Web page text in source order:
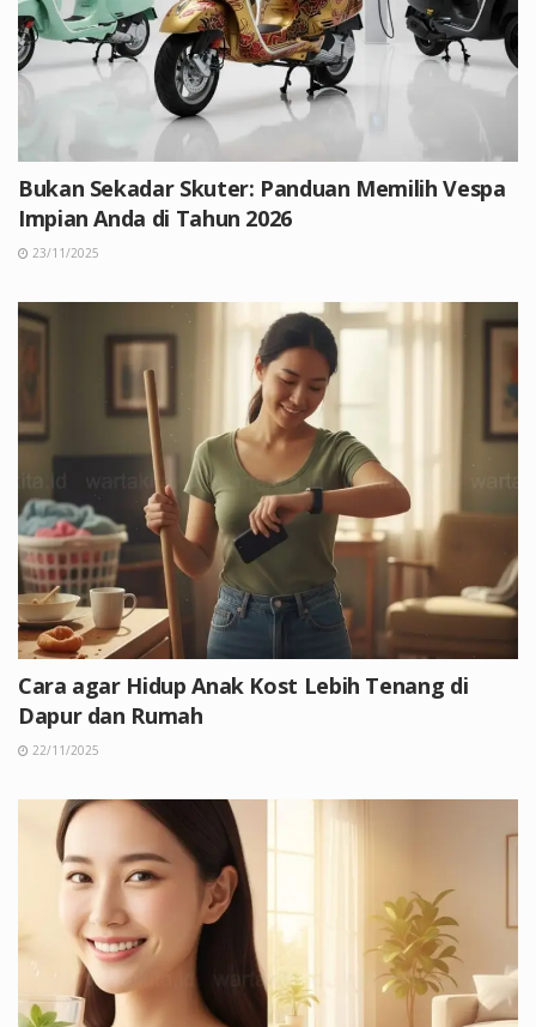
Bukan Sekadar Skuter: Panduan Memilih Vespa
Impian Anda di Tahun 2026
23/11/2025
Cara agar Hidup Anak Kost Lebih Tenang di
Dapur dan Rumah
22/11/2025